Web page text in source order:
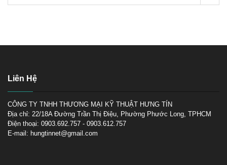
tròn
TOP 3 máy chà nhám Makita
tốt nhất để mua hiện nay
Liên Hệ
CÔNG TY TNHH THƯƠNG MẠI KỸ THUẬT HƯNG TÍN
Địa chỉ: 22/18A Đường Trần Thị Điệu, Phường Phước Long, TPHCM
Điện thoại: 0903.692.757 - 0903.612.757
E-mail: hungtinnet@gmail.com